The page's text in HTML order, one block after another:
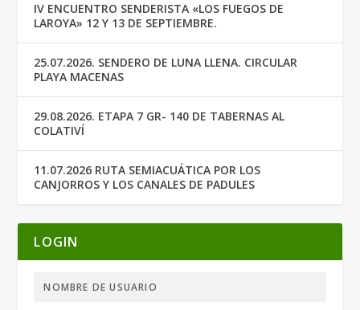
IV ENCUENTRO SENDERISTA «LOS FUEGOS DE
LAROYA» 12 Y 13 DE SEPTIEMBRE.
25.07.2026. SENDERO DE LUNA LLENA. CIRCULAR
PLAYA MACENAS
29.08.2026. ETAPA 7 GR- 140 DE TABERNAS AL
COLATIVÍ
11.07.2026 RUTA SEMIACUÁTICA POR LOS
CANJORROS Y LOS CANALES DE PADULES
LOGIN